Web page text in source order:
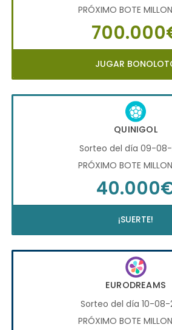
PRÓXIMO BOTE
JUGAR
QUINIGOL
Sorteo del día 09-
PRÓXIMO BOTE
¡SUERTE!
EURODREAMS
Sorteo del día 10-08-
PRÓXIMO BOTE